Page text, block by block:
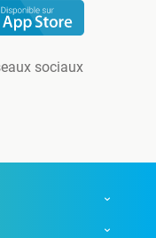
sociaux